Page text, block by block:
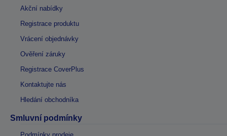
Akční nabídky
Registrace produktu
Vrácení objednávky
Ověření záruky
Registrace CoverPlus
Kontaktujte nás
Hledání obchodníka
Smluvní podmínky